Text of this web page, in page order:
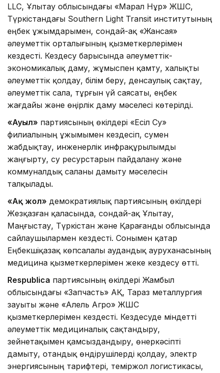
LLC, Ұлытау облысындағы «Марал Нұр» ЖШС,
Түркістандағы Southern Light Transit институтының
еңбек ұжымдарымен, сондай-ақ «Жансая»
әлеуметтік орталығының қызметкерлерімен
кездесті. Кездесу барысында әлеуметтік-
экономикалық даму, жұмыспен қамту, халықты
әлеуметтік қолдау, білім беру, денсаулық сақтау,
әлеуметтік сала, тұрғын үй саясаты, еңбек
жағдайы және өңірлік даму мәселесі көтерілді.
«Ауыл» партиясының өкілдері «Есіл Су»
филиалының ұжымымен кездесіп, сумен
жабдықтау, инженерлік инфрақұрылымды
жаңғырту, су ресурстарын пайдалану және
коммуналдық саланы дамыту мәселесін
талқылады.
«Ақ жол» демократиялық партиясының өкілдері
Жезқазған қаласында, сондай-ақ Ұлытау,
Маңғыстау, Түркістан және Қарағанды облысында
сайлаушылармен кездесті. Сонымен қатар
Еңбекшіқазақ көпсалалы аудандық ауруханасының
медицина қызметкерлерімен жеке кездесу өтті.
Respublica партиясының өкілдері Жамбыл
облысындағы «Запчасть» АҚ, Тараз металлургия
зауыты және «Алель Агро» ЖШС
қызметкерлерімен кездесті. Кездесуде міндетті
әлеуметтік медициналық сақтандыру,
зейнетақымен қамсыздандыру, өнеркәсіпті
дамыту, отандық өндірушілерді қолдау, электр
энергиясының тарифтері, теміржол логистикасы,